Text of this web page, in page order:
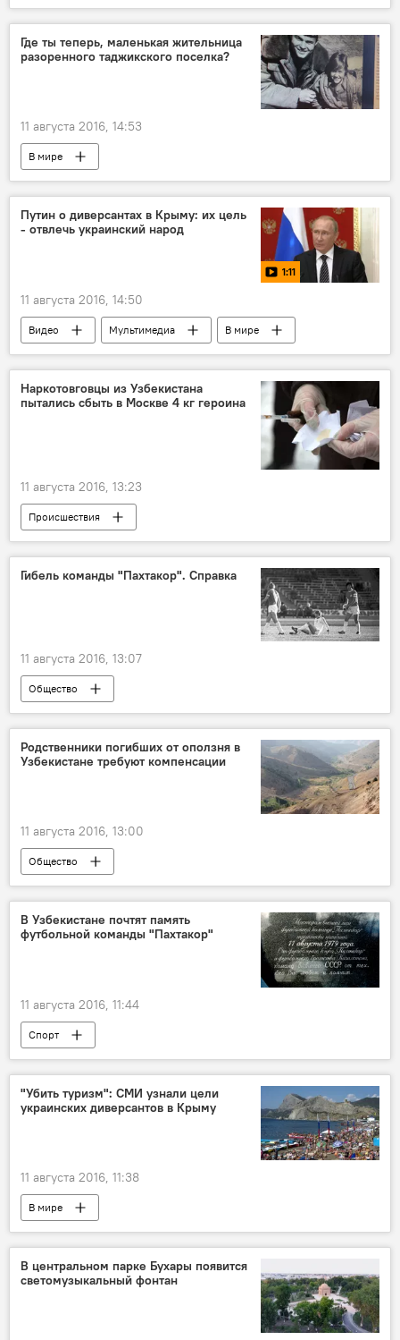
Где ты теперь, маленькая жительница
разоренного таджикского поселка?
11 августа 2016, 14:53
В мире
Путин о диверсантах в Крыму: их цель
- отвлечь украинский народ
1:11
11 августа 2016, 14:50
Видео Мультимедиа В мире
Наркотовговцы из Узбекистана
пытались сбыть в Москве 4 кг героина
11 августа 2016, 13:23
Происшествия
Гибель команды "Пахтакор". Справка
11 августа 2016, 13:07
Общество
Родственники погибших от оползня в
Узбекистане требуют компенсации
11 августа 2016, 13:00
Общество
В Узбекистане почтят память
футбольной команды "Пахтакор"
11 августа 2016, 11:44
Спорт
"Убить туризм": СМИ узнали цели
украинских диверсантов в Крыму
11 августа 2016, 11:38
В мире
В центральном парке Бухары появится
светомузыкальный фонтан